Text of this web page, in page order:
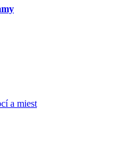
a miest